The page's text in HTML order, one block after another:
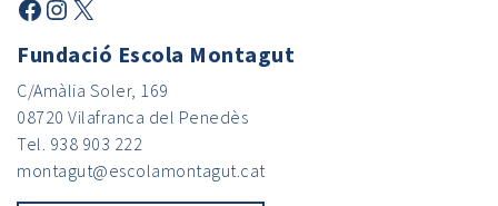
Fundació Escola Montagut
C/Amàlia Soler, 169
08720 Vilafranca del Penedès
Tel. 938 903 222
montagut@escolamontagut.cat